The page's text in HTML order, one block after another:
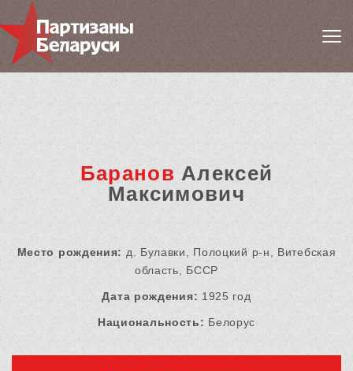
Баранов Алексей
Максимович
Место рождения: д. Булавки, Полоцкий р-н, Витебская
область, БССР
Дата рождения: 1925 год
Национальность: Белорус